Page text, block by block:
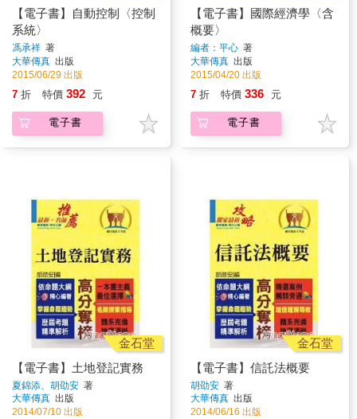
【電子書】自動控制〈控制
系統〉
馮承祥 著
大華傳真 出版
2015/06/29 出版
7 折 特價 392 元
電子書
【電子書】國際經濟學〈含
概要〉
編者：平心 著
大華傳真 出版
2015/04/20 出版
7 折 特價 336 元
電子書
金石堂
【電子書】土地登記實務
夏錦添、胡劭安 著
大華傳真 出版
2014/07/10 出版
金石堂
【電子書】信託法概要
胡劭安 著
大華傳真 出版
2014/06/16 出版